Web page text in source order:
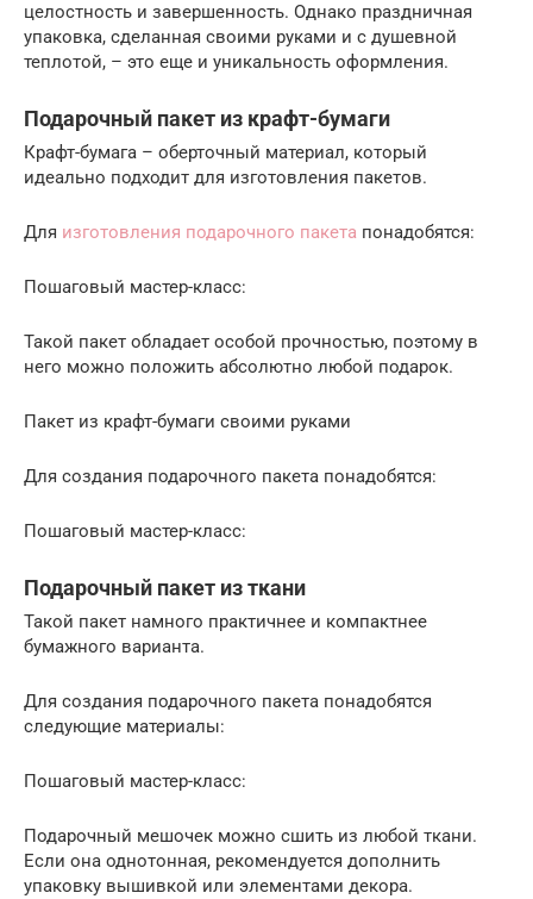
целостность и завершенность. Однако праздничная
упаковка, сделанная своими руками и с душевной
теплотой, – это еще и уникальность оформления.
Подарочный пакет из крафт-бумаги
Крафт-бумага – оберточный материал, который
идеально подходит для изготовления пакетов.
Для изготовления подарочного пакета понадобятся:
Пошаговый мастер-класс:
Такой пакет обладает особой прочностью, поэтому в
него можно положить абсолютно любой подарок.
Пакет из крафт-бумаги своими руками
Для создания подарочного пакета понадобятся:
Пошаговый мастер-класс:
Подарочный пакет из ткани
Такой пакет намного практичнее и компактнее
бумажного варианта.
Для создания подарочного пакета понадобятся
следующие материалы:
Пошаговый мастер-класс:
Подарочный мешочек можно сшить из любой ткани.
Если она однотонная, рекомендуется дополнить
упаковку вышивкой или элементами декора.